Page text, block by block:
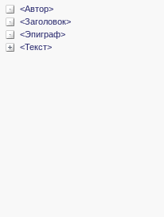
<Автор>
<Заголовок>
<Эпиграф>
<Текст>